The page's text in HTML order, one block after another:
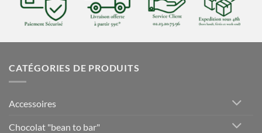
CATÉGORIES DE PRODUITS
Accessoires
Chocolat "bean to bar"